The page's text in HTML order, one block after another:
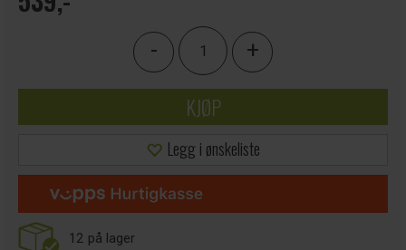
- +
KJØP
Legg i ønskeliste
12 på lager